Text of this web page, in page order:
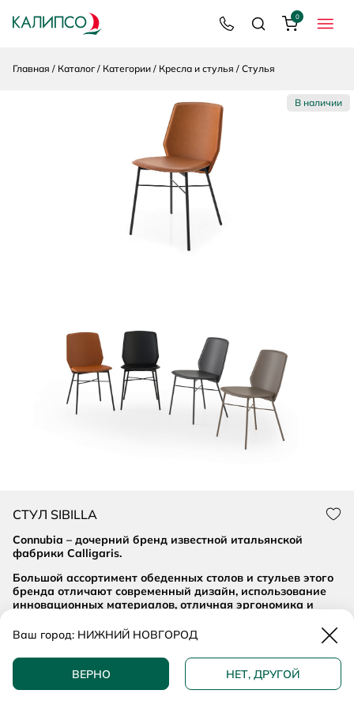
МЕНЮ
8 800 200 92 39
ПоискКорзина
0
Главная Каталог Категории Кресла и стулья Стулья
СТУЛ SIBILLA
Connubia – дочерний бренд известной итальянской
фабрики Calligaris.
Большой ассортимент обеденных столов и стульев этого
бренда отличают современный дизайн, использование
инновационных материалов, отличная эргономика и
19 300 ₽
КУПИТЬ В 1 КЛИК
В наличии
Ваш город: НИЖНИЙ НОВГОРОД
ВЕРНО НЕТ, ДРУГОЙ